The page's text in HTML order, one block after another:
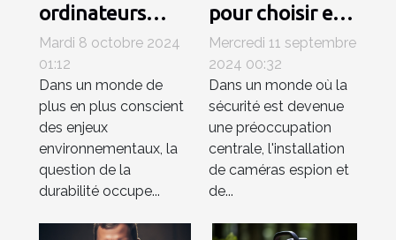
ordinateurs
portables
reconditionnés
contribuent à
un avenir
durable
Mardi 8 octobre 2024
01:12
Dans un monde de
plus en plus conscient
des enjeux
environnementaux, la
question de la
durabilité occupe...
pour choisir et
installer des
caméras espion
et des systèmes
de surveillance
Mercredi 11 septembre
2024 00:32
Dans un monde où la
sécurité est devenue
une préoccupation
centrale, l'installation
de caméras espion et
de...